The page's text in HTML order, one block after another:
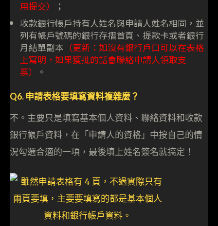
用提交）
；
收款銀行帳戶持有人姓名與申請人姓名相同，並
列有帳戶號碼的銀行存摺首頁、提款卡或者銀行
月結單副本 （更新：如沒有銀行戶口可以在表格
上寫明，如果獲批的話會聯絡申請人領取支
票）
。
Q6. 申請表格要填寫資料複雜麼？
不。主要只是填寫基本個人資料、聯絡資料和收款
銀行帳戶資料，在「申請人的資格」中按自己的情
況勾選合適的一項，最後填上姓名簽名就搞定！